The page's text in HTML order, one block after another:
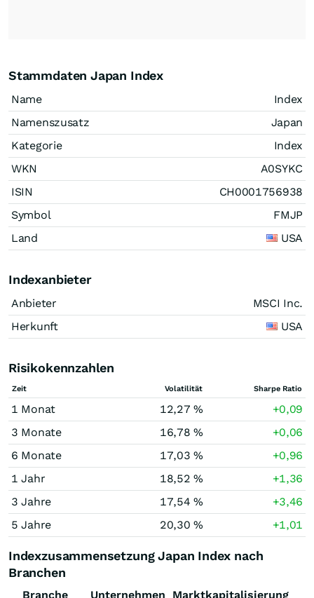
Stammdaten Japan Index
Name
Index
Namenszusatz
Japan
Kategorie
Index
WKN
A0SYKC
ISIN
CH0001756938
Symbol
FMJP
Land
USA
Indexanbieter
Anbieter
MSCI Inc.
Herkunft
USA
Risikokennzahlen
Zeit Volatilität Sharpe Ratio
1 Monat 12,27 %
+0,09
3 Monate
16,78 %
+0,06
6 Monate
17,03 %
+0,96
1 Jahr
18,52 %
+1,36
3 Jahre
17,54 %
+3,46
5 Jahre
20,30 % +1,01
Indexzusammensetzung Japan Index nach
Branchen
Branche Unternehmen Marktkapitalisierung